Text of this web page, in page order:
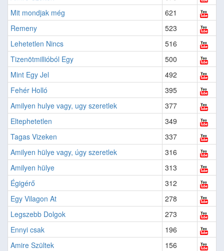
Mit mondjak még
621
Remeny
523
Lehetetlen Nincs
516
Tizenötmillióból Egy
500
Mint Egy Jel
492
Fehér Holló
395
Amilyen hulye vagy, ugy szeretlek
377
Eltephetetlen
349
Tagas Vizeken
337
Amilyen hülye vagy, úgy szeretlek
316
Amilyen hülye
313
Égigérő
312
Egy Vilagon At
278
Legszebb Dolgok
273
Ennyi csak
196
Amire Szültek
156